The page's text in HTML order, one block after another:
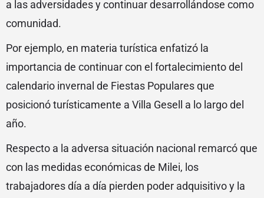
a las adversidades y continuar desarrollándose como
comunidad.
Por ejemplo, en materia turística enfatizó la
importancia de continuar con el fortalecimiento del
calendario invernal de Fiestas Populares que
posicionó turísticamente a Villa Gesell a lo largo del
año.
Respecto a la adversa situación nacional remarcó que
con las medidas económicas de Milei, los
trabajadores día a día pierden poder adquisitivo y la